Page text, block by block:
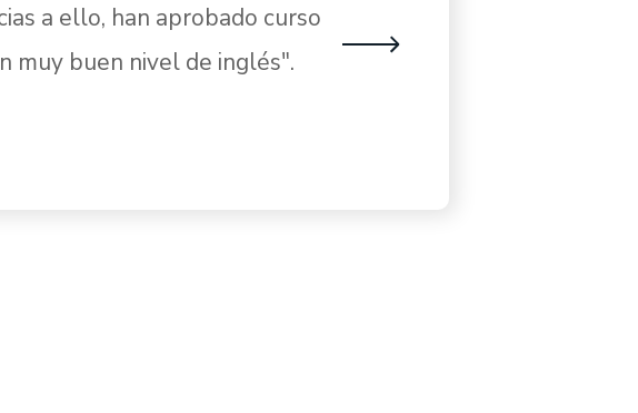
a ello, han aprobado curso
muy buen nivel de inglés".